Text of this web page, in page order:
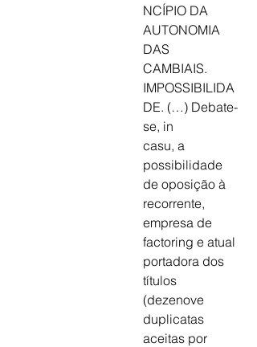
NCÍPIO DA
AUTONOMIA
DAS
CAMBIAIS.
IMPOSSIBILIDA
DE. (…) Debate-
se, in
casu, a
possibilidade
de oposição à
recorrente,
empresa de
factoring e atual
portadora dos
títulos
(dezenove
duplicatas
aceitas por